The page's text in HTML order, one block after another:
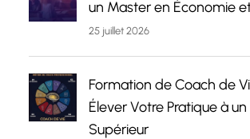
un Master en Économie
25 juillet 2026
Formation de Coach de
Élever Votre Pratique à
Supérieur